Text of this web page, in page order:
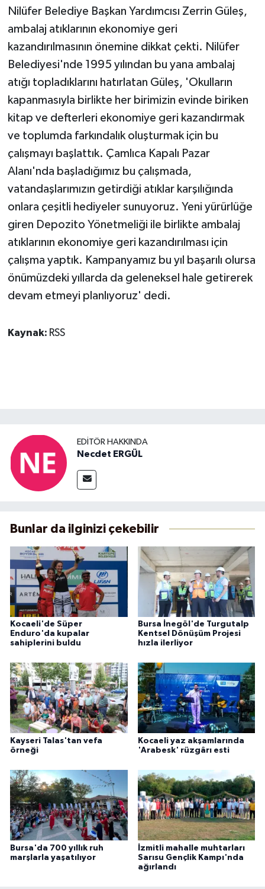
Nilüfer Belediye Başkan Yardımcısı Zerrin Güleş,
ambalaj atıklarının ekonomiye geri
kazandırılmasının önemine dikkat çekti. Nilüfer
Belediyesi'nde 1995 yılından bu yana ambalaj
atığı topladıklarını hatırlatan Güleş, 'Okulların
kapanmasıyla birlikte her birimizin evinde biriken
kitap ve defterleri ekonomiye geri kazandırmak
ve toplumda farkındalık oluşturmak için bu
çalışmayı başlattık. Çamlıca Kapalı Pazar
Alanı'nda başladığımız bu çalışmada,
vatandaşlarımızın getirdiği atıklar karşılığında
onlara çeşitli hediyeler sunuyoruz. Yeni yürürlüğe
giren Depozito Yönetmeliği ile birlikte ambalaj
atıklarının ekonomiye geri kazandırılması için
çalışma yaptık. Kampanyamız bu yıl başarılı olursa
önümüzdeki yıllarda da geleneksel hale getirerek
devam etmeyi planlıyoruz' dedi.
Kaynak: RSS
EDITÖR HAKKINDA
Necdet ERGÜL
Bunlar da ilginizi çekebilir
Kocaeli'de Süper
Enduro'da kupalar
sahiplerini buldu
Bursa İnegöl'de Turgutalp
Kentsel Dönüşüm Projesi
hızla ilerliyor
Kayseri Talas'tan vefa
örneği
Kocaeli yaz akşamlarında
'Arabesk' rüzgârı esti
Bursa'da 700 yıllık ruh
marşlarla yaşatılıyor
İzmitli mahalle muhtarları
Sarısu Gençlik Kampı'nda
ağırlandı